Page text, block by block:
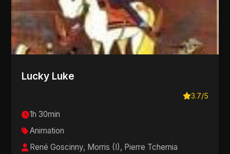
Lucky Luke
3.7/5
1h 30min
Animation
René Goscinny, Morris (I), Pierre Tchernia